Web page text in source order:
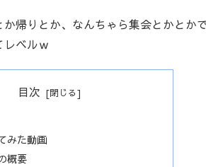
帰りとか、なんちゃら集会とかとか
レベルｗ
目次
みた動画
概要